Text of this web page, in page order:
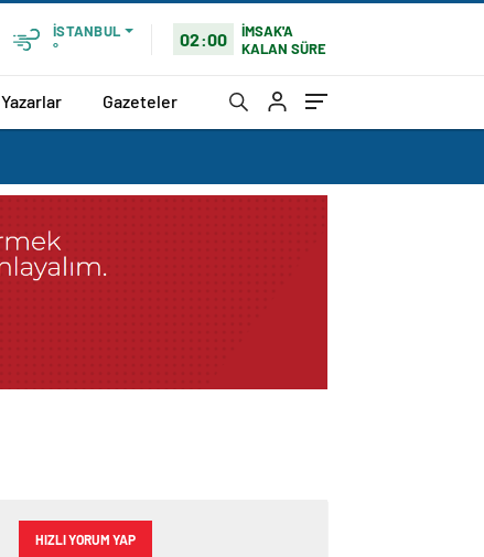
İSTANBUL
°
02:00
İMSAK'A
KALAN SÜRE
Yazarlar Gazeteler
HIZLI YORUM YAP